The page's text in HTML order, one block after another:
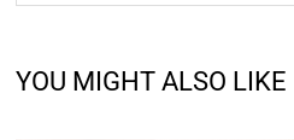
YOU MIGHT ALSO LIKE